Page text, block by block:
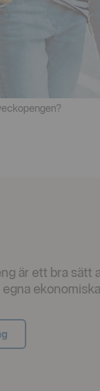
är ett bra sätt